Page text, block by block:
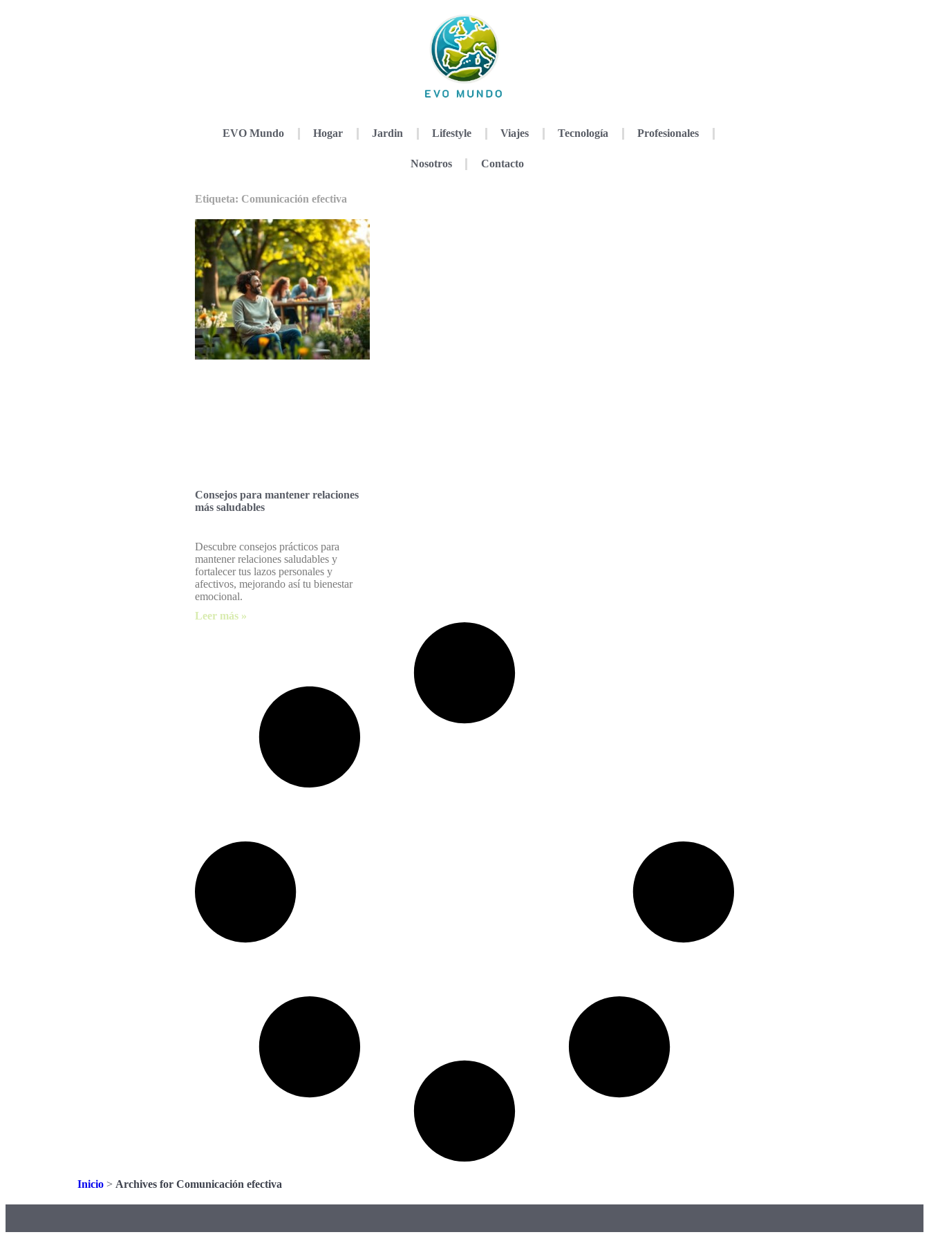
EVO Mundo Hogar Jardin Lifestyle Viajes Tecnología Profesionales
Nosotros Contacto
Etiqueta: Comunicación efectiva
Consejos para mantener relaciones
más saludables
Descubre consejos prácticos para
mantener relaciones saludables y
fortalecer tus lazos personales y
afectivos, mejorando así tu bienestar
emocional.
Leer más »
Inicio > Archives for Comunicación efectiva